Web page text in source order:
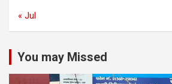
« Jul
You may Missed